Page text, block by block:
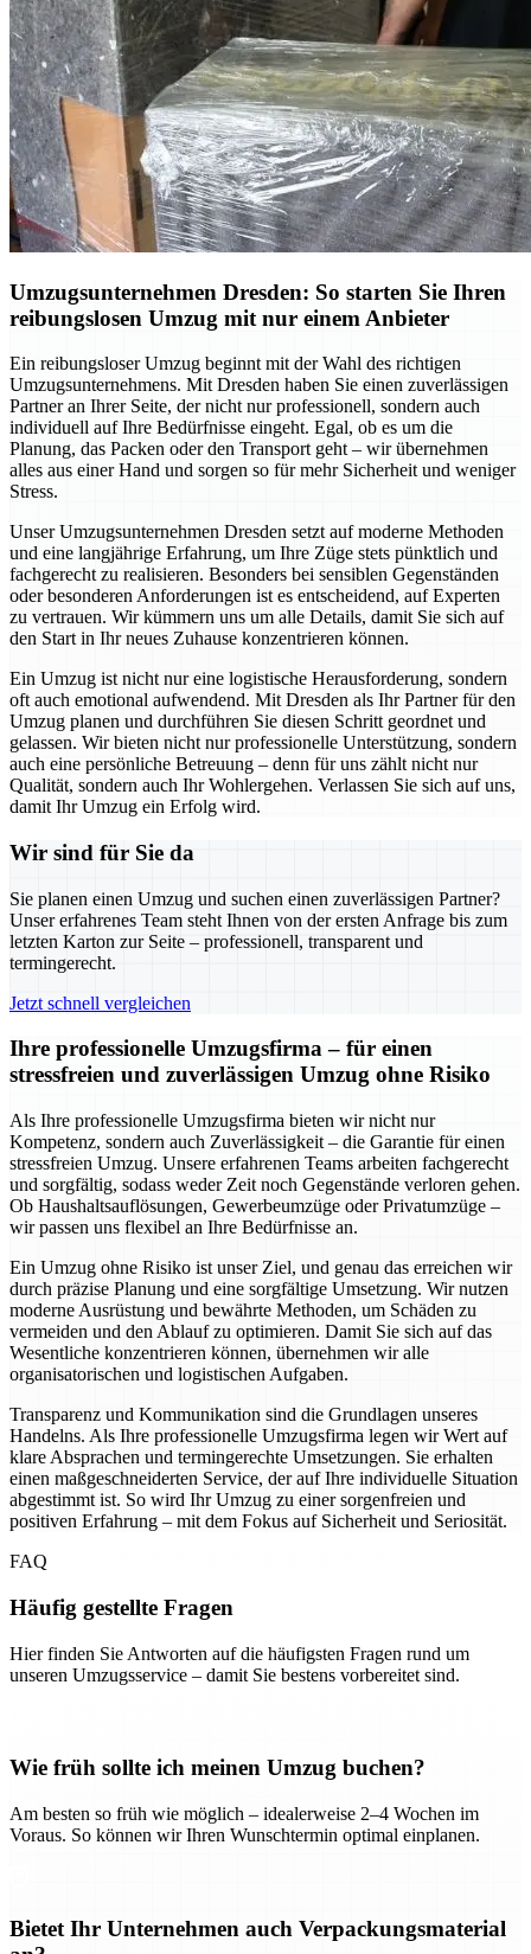
Umzugsunternehmen Dresden: So starten Sie Ihren
reibungslosen Umzug mit nur einem Anbieter
Ein reibungsloser Umzug beginnt mit der Wahl des richtigen
Umzugsunternehmens. Mit Dresden haben Sie einen zuverlässigen
Partner an Ihrer Seite, der nicht nur professionell, sondern auch
individuell auf Ihre Bedürfnisse eingeht. Egal, ob es um die
Planung, das Packen oder den Transport geht – wir übernehmen
alles aus einer Hand und sorgen so für mehr Sicherheit und weniger
Stress.
Unser Umzugsunternehmen Dresden setzt auf moderne Methoden
und eine langjährige Erfahrung, um Ihre Züge stets pünktlich und
fachgerecht zu realisieren. Besonders bei sensiblen Gegenständen
oder besonderen Anforderungen ist es entscheidend, auf Experten
zu vertrauen. Wir kümmern uns um alle Details, damit Sie sich auf
den Start in Ihr neues Zuhause konzentrieren können.
Ein Umzug ist nicht nur eine logistische Herausforderung, sondern
oft auch emotional aufwendend. Mit Dresden als Ihr Partner für den
Umzug planen und durchführen Sie diesen Schritt geordnet und
gelassen. Wir bieten nicht nur professionelle Unterstützung, sondern
auch eine persönliche Betreuung – denn für uns zählt nicht nur
Qualität, sondern auch Ihr Wohlergehen. Verlassen Sie sich auf uns,
damit Ihr Umzug ein Erfolg wird.
Wir sind für Sie da
Sie planen einen Umzug und suchen einen zuverlässigen Partner?
Unser erfahrenes Team steht Ihnen von der ersten Anfrage bis zum
letzten Karton zur Seite – professionell, transparent und
termingerecht.
Jetzt schnell vergleichen
Ihre professionelle Umzugsfirma – für einen
stressfreien und zuverlässigen Umzug ohne Risiko
Als Ihre professionelle Umzugsfirma bieten wir nicht nur
Kompetenz, sondern auch Zuverlässigkeit – die Garantie für einen
stressfreien Umzug. Unsere erfahrenen Teams arbeiten fachgerecht
und sorgfältig, sodass weder Zeit noch Gegenstände verloren gehen.
Ob Haushaltsauflösungen, Gewerbeumzüge oder Privatumzüge –
wir passen uns flexibel an Ihre Bedürfnisse an.
Ein Umzug ohne Risiko ist unser Ziel, und genau das erreichen wir
durch präzise Planung und eine sorgfältige Umsetzung. Wir nutzen
moderne Ausrüstung und bewährte Methoden, um Schäden zu
vermeiden und den Ablauf zu optimieren. Damit Sie sich auf das
Wesentliche konzentrieren können, übernehmen wir alle
organisatorischen und logistischen Aufgaben.
Transparenz und Kommunikation sind die Grundlagen unseres
Handelns. Als Ihre professionelle Umzugsfirma legen wir Wert auf
klare Absprachen und termingerechte Umsetzungen. Sie erhalten
einen maßgeschneiderten Service, der auf Ihre individuelle Situation
abgestimmt ist. So wird Ihr Umzug zu einer sorgenfreien und
positiven Erfahrung – mit dem Fokus auf Sicherheit und Seriosität.
FAQ
Häufig gestellte Fragen
Hier finden Sie Antworten auf die häufigsten Fragen rund um
unseren Umzugsservice – damit Sie bestens vorbereitet sind.
Wie früh sollte ich meinen Umzug buchen?
Am besten so früh wie möglich – idealerweise 2–4 Wochen im
Voraus. So können wir Ihren Wunschtermin optimal einplanen.
Bietet Ihr Unternehmen auch Verpackungsmaterial